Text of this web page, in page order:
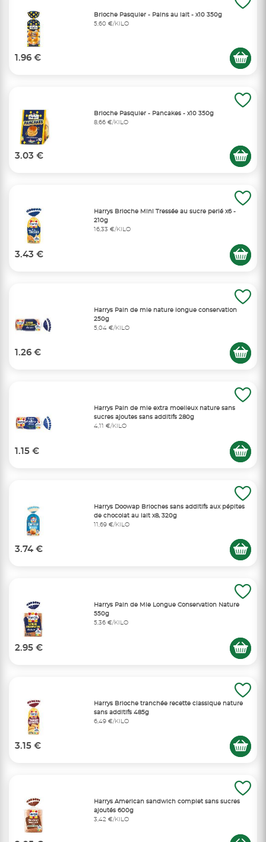
Brioche Pasquier - Pains au lait - x10 350g
5,60 €/KILO
1.96 €
Brioche Pasquier - Pancakes - x10 350g
8,66 €/KILO
3.03 €
Harrys Brioche Mini Tressée au sucre perlé x6 -
210g
16,33 €/KILO
3.43 €
Harrys Pain de mie nature longue conservation
250g
5,04 €/KILO
1.26 €
Harrys Pain de mie extra moelleux nature sans
sucres ajoutes sans additifs 280g
4,11 €/KILO
1.15 €
Harrys Doowap Brioches sans additifs aux pépites
de chocolat au lait x8, 320g
11,69 €/KILO
3.74 €
Harrys Pain de Mie Longue Conservation Nature
550g
5,36 €/KILO
2.95 €
Harrys Brioche tranchée recette classique nature
sans additifs 485g
6,49 €/KILO
3.15 €
Harrys American sandwich complet sans sucres
ajoutés 600g
3,42 €/KILO